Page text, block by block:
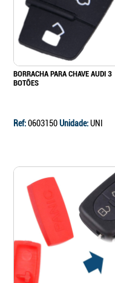
BORRACHA PARA CHAVE AUDI 3
BOTÕES
Ref:0603150Unidade:UNI